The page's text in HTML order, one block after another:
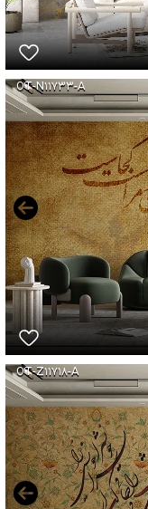
OT-N۱۱۷۳۳-A
OT-Z۱۱۷۱۸-A